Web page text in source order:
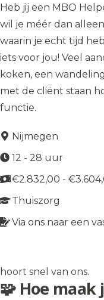
Heb jij een MBO
wil je méér dan
waarin je echt tijd
iets voor jou! Veel
koken, een
met de cliënt staan
functie.
Nijmegen
12 - 28 uur
€2.832,00 -
Thuiszorg
Via ons naar een
hoort snel van ons.
🧩 Hoe